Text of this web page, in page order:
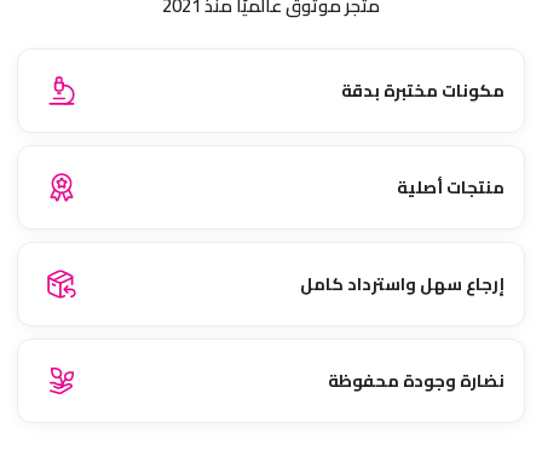
مكونات مختبرة بدقة
منتجات أصلية
إرجاع سهل واسترداد كامل
نضارة وجودة محفوظة